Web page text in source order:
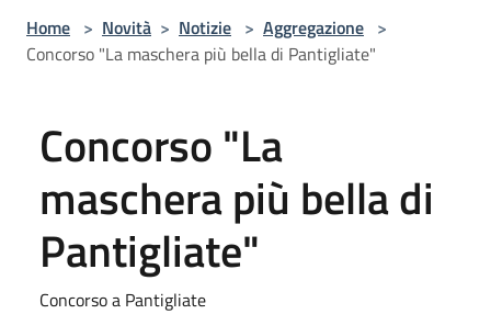
Home > Novità > Notizie > Aggregazione >
Concorso "La maschera più bella di Pantigliate"
Concorso "La
maschera più bella di
Pantigliate"
Concorso a Pantigliate